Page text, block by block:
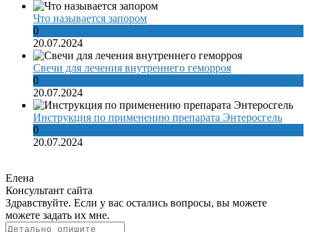
Что называется запором
0
20.07.2024
Свечи для лечения внутреннего геморроя
0
20.07.2024
Инструкция по применению препарата Энтеросгель
0
20.07.2024
Елена
Консультант сайта
Здравствуйте. Если у вас остались вопросы, вы можете
можете задать их мне.